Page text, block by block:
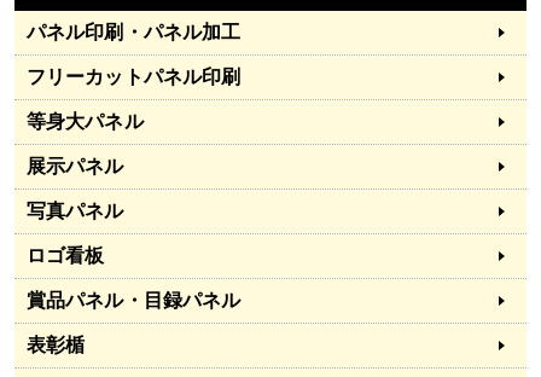
パネル印刷・パネル加工
フリーカットパネル印刷
等身大パネル
展示パネル
写真パネル
ロゴ看板
賞品パネル・目録パネル
表彰楯